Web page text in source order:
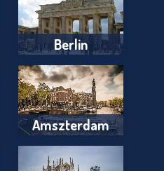
Berlin
Amszterdam